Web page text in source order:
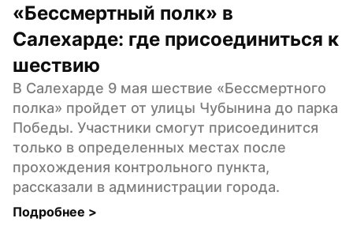
«Бессмертный полк» в
Салехарде: где присоединиться к
шествию
В Салехарде 9 мая шествие «Бессмертного
полка» пройдет от улицы Чубынина до парка
Победы. Участники смогут присоединится
только в определенных местах после
прохождения контрольного пункта,
рассказали в администрации города.
Подробнее >